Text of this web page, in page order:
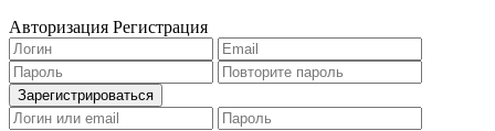
Авторизация Регистрация